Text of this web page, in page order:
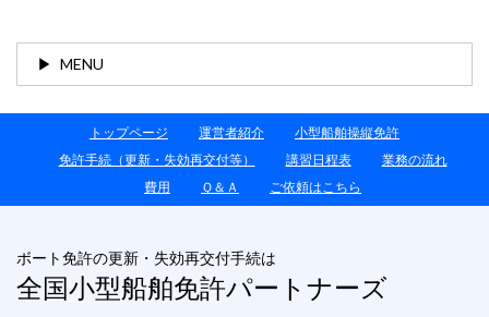
MENU
トップページ 運営者紹介
小型船舶操縦免許
免許手続（更新・失効再交付等）
講習日程表
業務の流れ
費用
Ｑ＆Ａ ご依頼はこちら
ボート免許の更新・失効再交付手続は
全国小型船舶免許パートナーズ